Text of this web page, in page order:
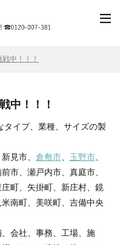
中！！！
中！！！
イプ、業種、サイズの製
新見市、 倉敷市 玉野市
市、瀬戸内市、真庭市、
町、矢掛町、新庄村、鏡
南町、美咲町、吉備中央
会社、事務、工場、施